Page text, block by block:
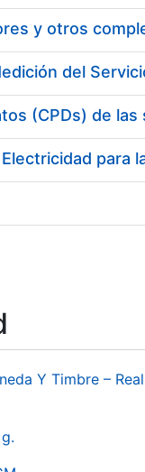
y otros
Y Timbre –